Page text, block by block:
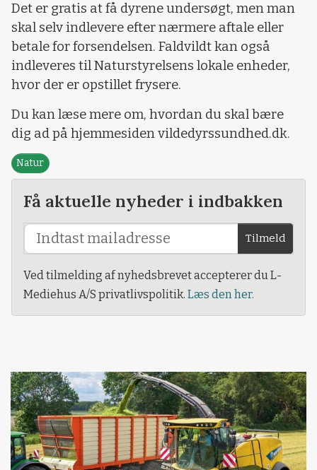
Det er gratis at få dyrene undersøgt, men man
skal selv indlevere efter nærmere aftale eller
betale for forsendelsen. Faldvildt kan også
indleveres til Naturstyrelsens lokale enheder,
hvor der er opstillet frysere.
Du kan læse mere om, hvordan du skal bære
dig ad på hjemmesiden vildedyrssundhed.dk.
Natur
Få aktuelle nyheder i indbakken
Tilmeld
Ved tilmelding af nyhedsbrevet accepterer du L-
Mediehus A/S privatlivspolitik. Læs den her.